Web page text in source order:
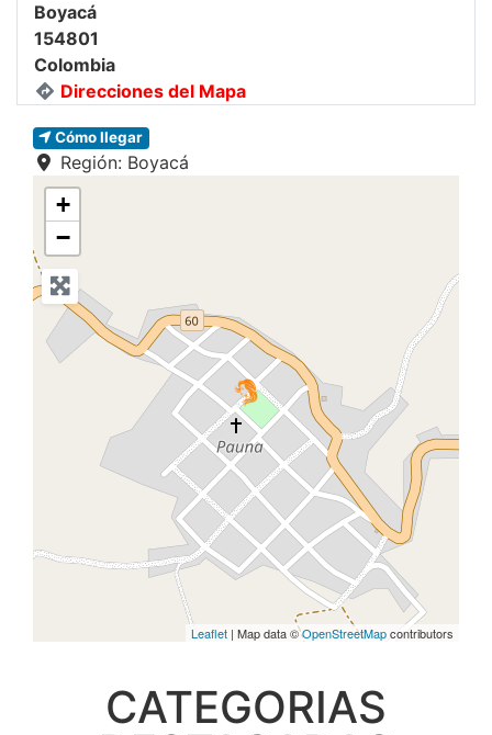
Boyacá
154801
Colombia
Direcciones del Mapa
Cómo llegar
Región: Boyacá
+
−
Leaflet | Map data ©OpenStreetMapcontributors
CATEGORIAS